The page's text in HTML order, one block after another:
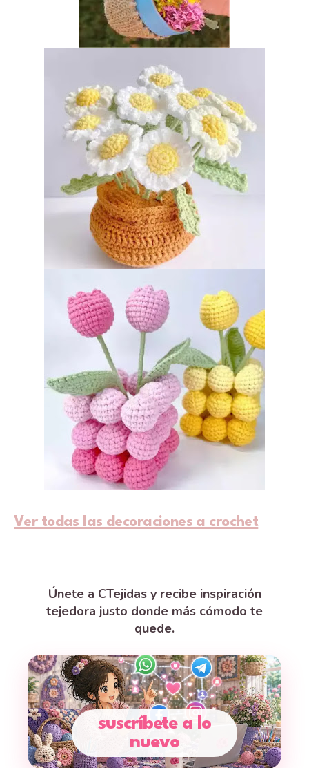
Ver todas las decoraciones a crochet
Únete a CTejidas y recibe inspiración
tejedora justo donde más cómodo te
quede.
suscríbete a lo
nuevo